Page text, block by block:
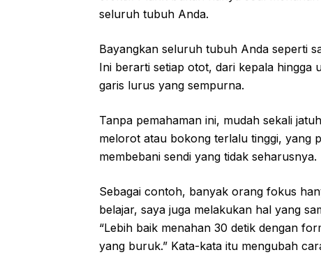
seluruh tubuh Anda.
Bayangkan seluruh tubuh Anda seperti
Ini berarti setiap otot, dari kepala hingga
garis lurus yang sempurna.
Tanpa pemahaman ini, mudah sekali
melorot atau bokong terlalu tinggi, yang
membebani sendi yang tidak seharusnya.
Sebagai contoh, banyak orang fokus
belajar, saya juga melakukan hal yang
“Lebih baik menahan 30 detik dengan
yang buruk.” Kata-kata itu mengubah